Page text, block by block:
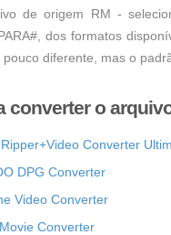
de origem RM -
dos formatos
diferente, mas o
converter o
Converter
DPG Converter
Video Converter
Converter